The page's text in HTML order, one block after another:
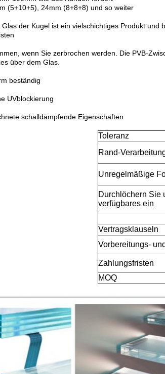
(5+10+5), 24mm (8+8+8) und so weiter
Glas der Kugel ist ein vielschichtiges Produkt
wenn Sie zerbrochen werden. Die PVB-
über dem Glas.
beständig
UVblockierung
schalldämpfende Eigenschaften
Toleranz
Rand-
Unregelmäßige
Durchlöchern Sie
verfügbares ein
Vertragsklauseln
Vorbereitungs-
Zahlungsfristen
MOQ